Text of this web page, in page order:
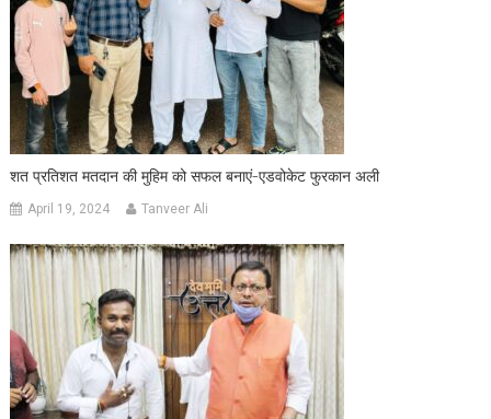
शत प्रतिशत मतदान की मुहिम को सफल बनाएं-एडवोकेट फुरकान अली
April 19, 2024 Tanveer Ali